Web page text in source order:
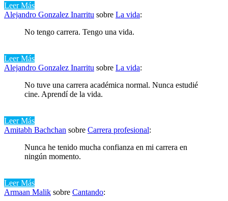
Leer Más
Alejandro Gonzalez Inarritu sobre La vida:
No tengo carrera. Tengo una vida.
Leer Más
Alejandro Gonzalez Inarritu sobre La vida:
No tuve una carrera académica normal. Nunca estudié
cine. Aprendí de la vida.
Leer Más
Amitabh Bachchan sobre Carrera profesional:
Nunca he tenido mucha confianza en mi carrera en
ningún momento.
Leer Más
Armaan Malik sobre Cantando: